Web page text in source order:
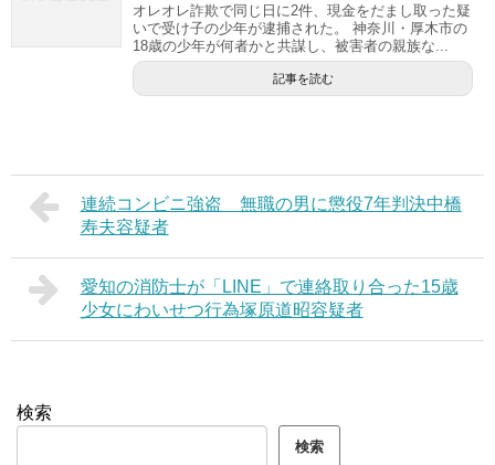
オレオレ詐欺で同じ日に2件、現金をだまし取った疑
いで受け子の少年が逮捕された。 神奈川・厚木市の
18歳の少年が何者かと共謀し、被害者の親族な...
記事を読む
連続コンビニ強盗 無職の男に懲役7年判決中橋
寿夫容疑者
愛知の消防士が「LINE」で連絡取り合った15歳
少女にわいせつ行為塚原道昭容疑者
検索
検索